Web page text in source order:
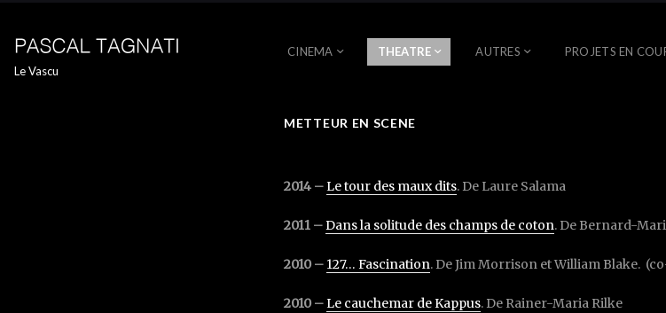
Le Vascu
CINEMA THEATRE AUTRES PROJETS EN
METTEUR EN SCENE
2014 –Le tour des maux dits. De Laure Salama
2011 –Dans la solitude des champs de coton. De Bernard-
2010 – 127… Fascination. De Jim Morrison et William Blake.
2010 –Le cauchemar de Kappus. De Rainer-Maria Rilke